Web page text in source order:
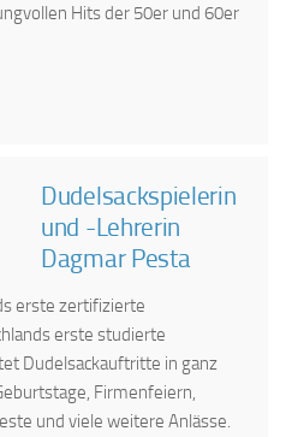
Hits der 50er und 60er
Dudelsackspielerin
und -Lehrerin
Dagmar Pesta
erste zertifizierte
erste studierte
Dudelsackauftritte in ganz
Firmenfeiern,
und viele weitere Anlässe.